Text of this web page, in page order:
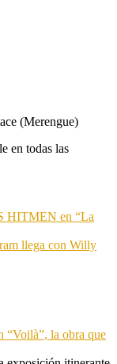
(Merengue)
en todas las
HITMEN en “La
llega con Willy
“Voilà”, la obra que